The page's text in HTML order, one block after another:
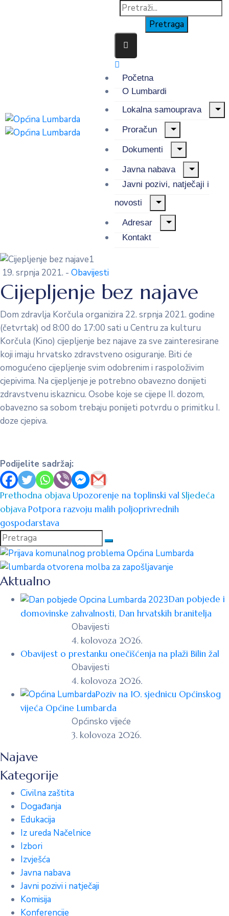
Početna
O Lumbardi
Lokalna samouprava
Proračun
Dokumenti
Javna nabava
Javni pozivi, natječaji i
novosti
Adresar
Kontakt
19. srpnja 2021. - Obavijesti
Cijepljenje bez najave
Dom zdravlja Korčula organizira 22. srpnja 2021. godine
(četvrtak) od 8:00 do 17:00 sati u Centru za kulturu
Korčula (Kino) cijepljenje bez najave za sve zainteresirane
koji imaju hrvatsko zdravstveno osiguranje. Biti će
omogućeno cijepljenje svim odobrenim i raspoloživim
cjepivima. Na cijepljenje je potrebno obavezno donijeti
zdravstvenu iskaznicu. Osobe koje se cijepe II. dozom,
obavezno sa sobom trebaju ponijeti potvrdu o primitku I.
doze cjepiva.
Podijelite sadržaj:
Prethodna objavaUpozorenje na toplinski val Sljedeća
objavaPotpora razvoju malih poljoprivrednih
gospodarstava
Aktualno
Dan pobjede i
domovinske zahvalnosti, Dan hrvatskih branitelja
Obavijesti
4. kolovoza 2026.
Obavijest o prestanku onečišćenja na plaži Bilin žal
Obavijesti
4. kolovoza 2026.
Poziv na 10. sjednicu Općinskog
vijeća Općine Lumbarda
Općinsko vijeće
3. kolovoza 2026.
Najave
Kategorije
Civilna zaštita
Događanja
Edukacija
Iz ureda Načelnice
Izbori
Izvješća
Javna nabava
Javni pozivi i natječaji
Komisija
Konferencije